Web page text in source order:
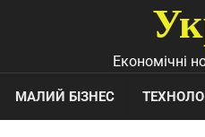
Економічні
МАЛИЙ БІЗНЕС